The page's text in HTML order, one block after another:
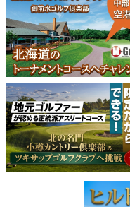
催行決定！』（4月10
m-golf.jpサイトリニ
に！！（3月21日更新
◆大人気御礼！3月出
況◆（2月12日更新）
◆12月13日(金) 臨時
新）
【新聞掲載】宿泊＋
間・4日間』はこち
【新聞掲載】3月4日
リー」催行決定！残